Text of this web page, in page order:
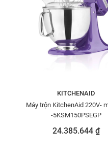
KITCHENAID
Máy trộn KitchenAid 220V-
-5KSM150PSEGP
24.385.644 ₫